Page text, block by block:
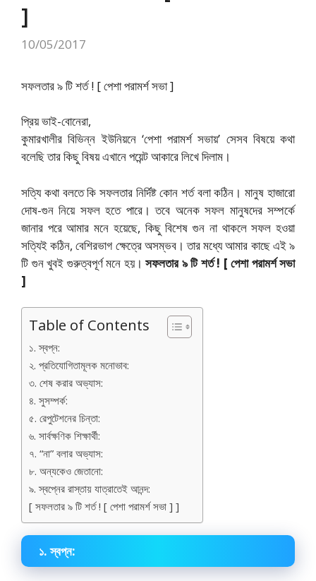
]
10/05/2017
সফলতার ৯ টি শর্ত ! [ পেশা পরামর্শ সভা ]
প্রিয় ভাই-বোনেরা,
কুমারখালীর বিভিন্ন ইউনিয়নে ‘পেশা পরামর্শ সভায়’ সেসব বিষয়ে কথা
বলেছি তার কিছু বিষয় এখানে পয়েন্ট আকারে লিখে দিলাম।
সত্যি কথা বলতে কি সফলতার নির্দিষ্ট কোন শর্ত বলা কঠিন। মানুষ হাজারো
দোষ-গুন নিয়ে সফল হতে পারে। তবে অনেক সফল মানুষদের সম্পর্কে
জানার পরে আমার মনে হয়েছে, কিছু বিশেষ গুন না থাকলে সফল হওয়া
সত্যিই কঠিন, বেশিরভাগ ক্ষেত্রে অসম্ভব। তার মধ্যে আমার কাছে এই ৯
টি গুন খুবই গুরুত্বপূর্ণ মনে হয়। সফলতার ৯ টি শর্ত ! [ পেশা পরামর্শ সভা
]
Table of Contents
১. স্বপ্ন:
২. প্রতিযোগিতামূলক মনোভাব:
৩. শেষ করার অভ্যাস:
৪. সুসম্পর্ক:
৫. রেপুটেশনের চিন্তা:
৬. সার্বক্ষণিক শিক্ষার্থী:
৭. “না” বলার অভ্যাস:
৮. অন্যকেও জেতানো:
৯. স্বপ্নের রাস্তায় যাত্রাতেই আনন্দ:
[ সফলতার ৯ টি শর্ত ! [ পেশা পরামর্শ সভা ] ]
১. স্বপ্ন: